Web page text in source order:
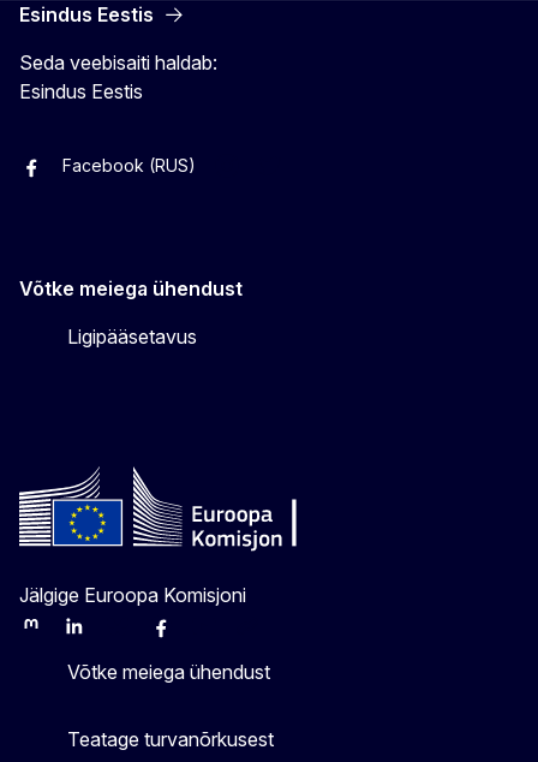
Esindus Eestis
Seda veebisaiti haldab:
Esindus Eestis
Facebook (EST)
Facebook (RUS)
Võtke meiega ühendust
Ligipääsetavus
Jälgige Euroopa Komisjoni
MastodonLinkedInBlueskyFacebook
Võtke meiega ühendust
Teatage turvanõrkusest